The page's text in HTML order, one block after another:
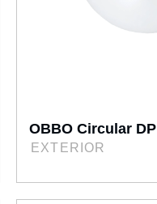
OBBO Circular DP
EXTERIOR